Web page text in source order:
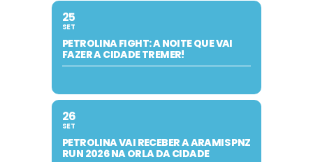
25
SET
PETROLINA FIGHT: A NOITE QUE VAI
FAZER A CIDADE TREMER!
26
SET
PETROLINA VAI RECEBER A ARAMIS PNZ
RUN 2026 NA ORLA DA CIDADE